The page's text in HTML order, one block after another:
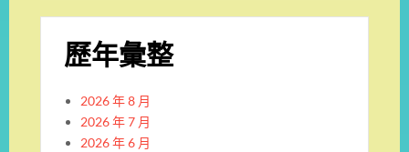
歷年彙整
2026 年 8 月
2026 年 7 月
2026 年 6 月